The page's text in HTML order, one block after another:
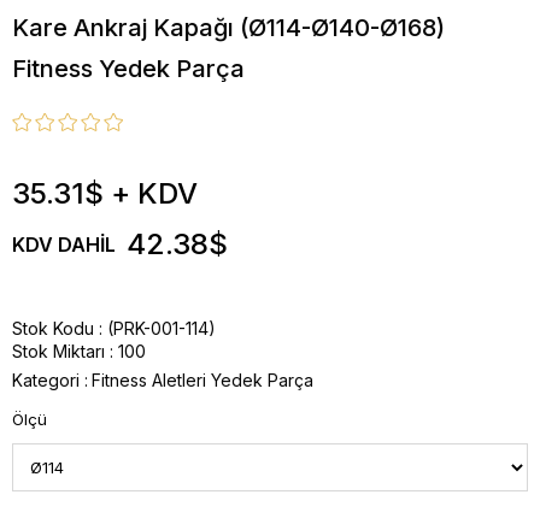
Kare Ankraj Kapağı (Ø114-Ø140-Ø168)
Fitness Yedek Parça
35.31$ + KDV
KDV DAHIL 42.38$
Stok Kodu
(PRK-001-114)
Stok Miktarı : 100
Kategori : Fitness Aletleri Yedek Parça
Ölçü